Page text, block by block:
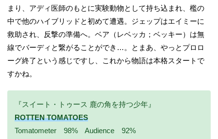
まり、アディ医師のもとに実験動物として持ち込まれ、檻の
中で他のハイブリッドと初めて遭遇。ジェップはエイミーに
救助され、反撃の準備へ。ベア（レベッカ；ベッキー）は無
線でバーディと繋がることができ…。とまあ、やっとプロロ
ーグ終了という感じですし、これから物語は本格スタートで
すかね。
『スイート・トゥース 鹿の角を持つ少年』
ROTTEN TOMATOES
Tomatometer 98% Audience 92%